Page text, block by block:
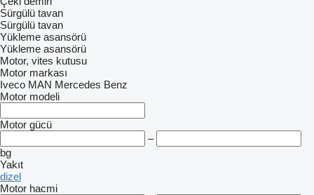
Sürgülü tavan
Sürgülü tavan
Yükleme asansörü
Yükleme asansörü
Motor, vites kutusu
Motor markası
Iveco MAN Mercedes Benz
Motor modeli
Motor gücü
–
bg
Yakıt
dizel
Motor hacmi